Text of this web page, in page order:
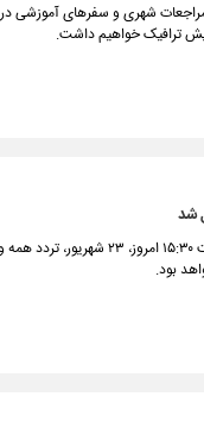
مراجعات شهری و سفرهای آموزشی
شد
جانشین پلیس راه راهور فراجا، اعلام کرد
بود.